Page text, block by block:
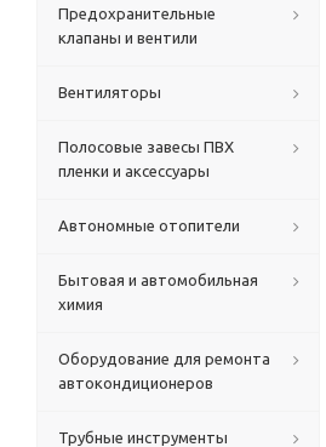
Предохранительные
клапаны и вентили
Вентиляторы
Полосовые завесы ПВХ
пленки и аксессуары
Автономные отопители
Бытовая и автомобильная
химия
Оборудование для ремонта
автокондиционеров
Трубные инструменты